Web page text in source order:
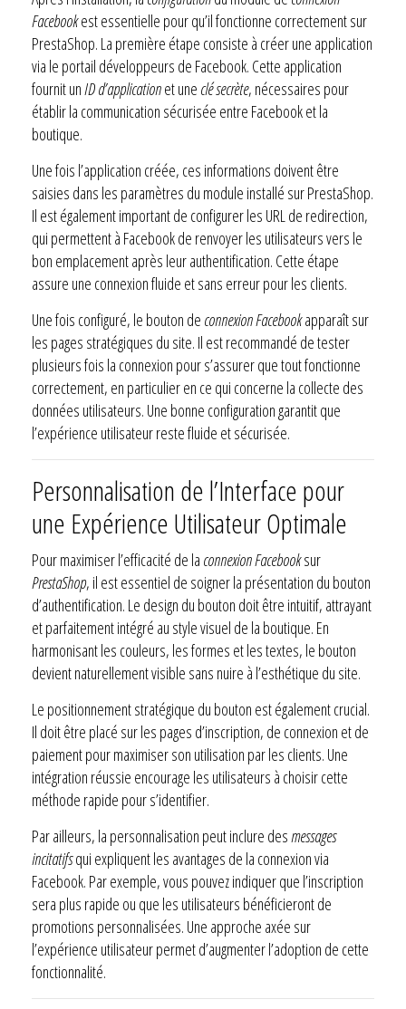
Facebookest essentielle pour qu’il fonctionne correctement sur
PrestaShop. La première étape consiste à créer une application
via le portail développeurs de Facebook. Cette application
fournit unID d’applicationet une clé secrète, nécessaires pour
établir la communication sécurisée entre Facebook et la
boutique.
Une fois l’application créée, ces informations doivent être
saisies dans les paramètres du module installé sur PrestaShop.
Il est également important de configurer les URL de redirection,
qui permettent à Facebook de renvoyer les utilisateurs vers le
bon emplacement après leur authentification. Cette étape
assure une connexion fluide et sans erreur pour les clients.
Une fois configuré, le bouton de connexion Facebookapparaît sur
les pages stratégiques du site. Il est recommandé de tester
plusieurs fois la connexion pour s’assurer que tout fonctionne
correctement, en particulier en ce qui concerne la collecte des
données utilisateurs. Une bonne configuration garantit que
l’expérience utilisateur reste fluide et sécurisée.
Personnalisation de l’Interface pour
une Expérience Utilisateur Optimale
Pour maximiser l’efficacité de la connexion Facebooksur
PrestaShop, il est essentiel de soigner la présentation du bouton
d’authentification. Le design du bouton doit être intuitif, attrayant
et parfaitement intégré au style visuel de la boutique. En
harmonisant les couleurs, les formes et les textes, le bouton
devient naturellement visible sans nuire à l’esthétique du site.
Le positionnement stratégique du bouton est également crucial.
Il doit être placé sur les pages d’inscription, de connexion et de
paiement pour maximiser son utilisation par les clients. Une
intégration réussie encourage les utilisateurs à choisir cette
méthode rapide pour s’identifier.
Par ailleurs, la personnalisation peut inclure des messages
incitatifsqui expliquent les avantages de la connexion via
Facebook. Par exemple, vous pouvez indiquer que l’inscription
sera plus rapide ou que les utilisateurs bénéficieront de
promotions personnalisées. Une approche axée sur
l’expérience utilisateur permet d’augmenter l’adoption de cette
fonctionnalité.